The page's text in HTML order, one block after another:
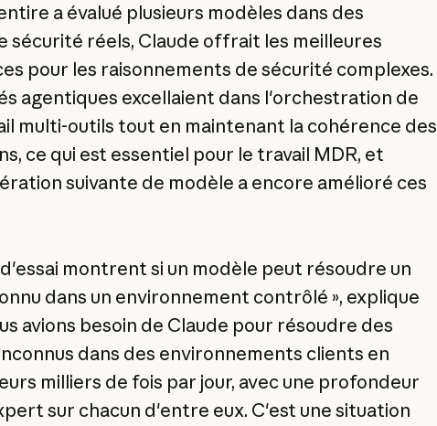
a évalué plusieurs modèles dans des
sécurité réels, Claude offrait les meilleures
pour les raisonnements de sécurité complexes.
agentiques excellaient dans l'orchestration de
multi-outils tout en maintenant la cohérence des
ce qui est essentiel pour le travail MDR, et
suivante de modèle a encore amélioré ces
d'essai montrent si un modèle peut résoudre un
dans un environnement contrôlé », explique
avions besoin de Claude pour résoudre des
dans des environnements clients en
milliers de fois par jour, avec une profondeur
sur chacun d'entre eux. C'est une situation